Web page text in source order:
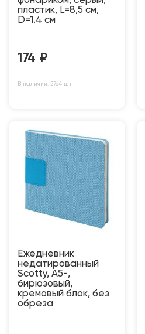
пластик, L=8,5 см,
D=1.4 см
174 ₽
В наличии: 2764 шт
Ежедневник
недатированный
Scotty, А5-,
бирюзовый,
кремовый блок, без
обреза